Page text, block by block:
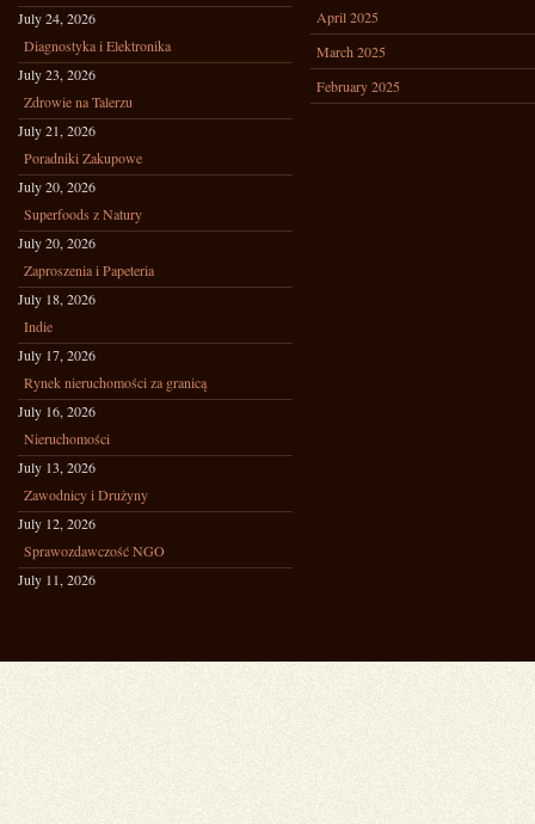
July 24, 2026
Diagnostyka i Elektronika
July 23, 2026
Zdrowie na Talerzu
July 21, 2026
Poradniki Zakupowe
July 20, 2026
Superfoods z Natury
July 20, 2026
Zaproszenia i Papeteria
July 18, 2026
Indie
July 17, 2026
Rynek nieruchomości za granicą
July 16, 2026
Nieruchomości
July 13, 2026
Zawodnicy i Drużyny
July 12, 2026
Sprawozdawczość NGO
July 11, 2026
April 2025
March 2025
February 2025